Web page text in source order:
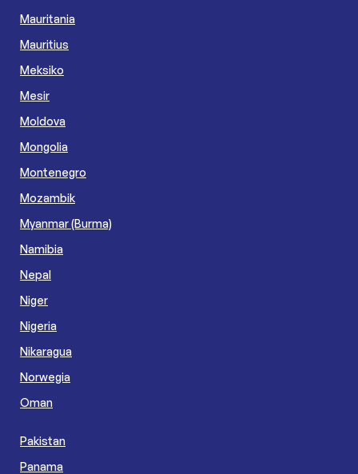
Mauritania
Mauritius
Meksiko
Mesir
Moldova
Mongolia
Montenegro
Mozambik
Myanmar (Burma)
Namibia
Nepal
Niger
Nigeria
Nikaragua
Norwegia
Oman
Pakistan
Panama